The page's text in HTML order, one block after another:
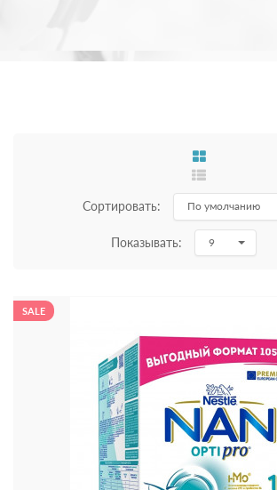
Сортировать: По умолчанию
Показывать: 9
SALE